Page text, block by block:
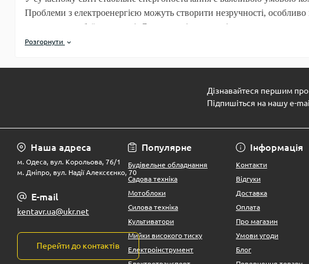
Проблеми з електроенергією можуть створити незручності, особливо
сезонних перебоїв у мережі. Саме тому інверторні генератори
дачі або поїздок на природу.
, інверторні моделі бренду
високій продуктивності, компактності та низькому рівню шуму.
Чим особливі інверторні генератори?
Інверторні генератори працюють на основі сучасної інверторної
електроенергію з ідеально рівною синусоїдою. Це означає, що вони
як:
ноутбуки, планшети та смартфони;
Розгорнути
Дізнавайтеся першим про
Підпишіться на нашу e-
Наша адреса
м. Одеса, вул. Корольова, 76/1
м. Дніпро, вул. Надії Алексєєнко, 70
E-mail
kentavr.ua@ukr.net
Перейти до контактів
Популярне
Будівельне обладнання
Садова техніка
Мотоблоки
Силова техніка
Культиватори
Мийки високого тиску
Електроінструмент
Інформація
Контакти
Відгуки
Доставка
Оплата
Про магазин
Умови угоди
Блог